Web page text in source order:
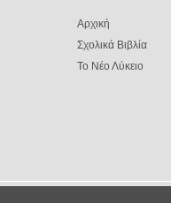
Αρχική
Σχολικά Βιβλία
Το Νέο Λύκειο